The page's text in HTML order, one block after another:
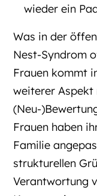
wieder ein
Was in der
Nest-Syndrom
Frauen kommt
weiterer Aspekt
(Neu-
Frauen haben
Familie
strukturellen
Verantwortung